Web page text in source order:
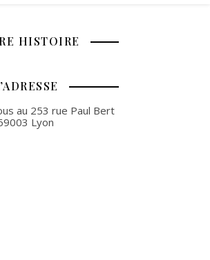
HISTOIRE
au 253 rue Paul Bert
Lyon